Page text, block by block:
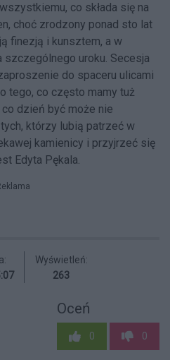
co składa się na
choć zrodzony ponad sto lat
finezją i kunsztem, a w
szczególnego uroku. Secesja
do spaceru ulicami
tego, co często mamy tuż
dzień być może nie
którzy lubią patrzeć w
kamienicy i przyjrzeć się
Edyta Pękala.
Wyświetleń:
263
Oceń
0 0